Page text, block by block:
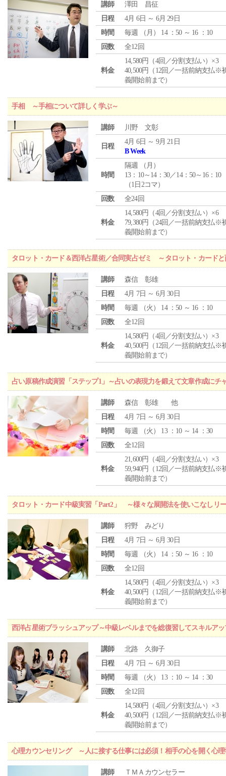
講師
澤田 昌征
日程
4月 6日 ～ 6月 29日
時間
毎週 （ 月 ） 14 ：50 ～ 16 ：10
回数
全12回
料金
14,580円（4回／分割支払い）×3
40,500円（12回／一括前納支払※
義開始前まで）
手相 ～手相について詳しく学ぶ～
講師 川野 文彰
日程
4月 6日 ～ 9月 21日
B Week
時間
隔週 （ 月 ）
13：10～14：30／14：50～16：10
（1日2コマ）
回数
全24回
料金
14,580円（4回／分割支払い）×6
79,380円（24回／一括前納支払※
義開始前まで）
タロット・カード＆西洋占星術／合同実占ゼミ ～タロット・カード
講師
森信 彰雄
日程
4月 7日 ～ 6月 30日
時間
毎週 （火 ） 14 ：50 ～ 16 ：10
回数
全12回
料金
14,580円（4回／分割支払い）×3
40,500円（12回／一括前納支払※
義開始前まで）
占い原稿作成演習「ステップ1」～占いの表現力を鍛えて文章作成にチ
講師
森信 彰雄 他
日程
4月 7日 ～ 6月 30日
時間
毎週 （火 ） 13 ：10 ～ 14 ：30
回数
全12回
料金
21,600円（4回／分割支払い）×3
59,940円（12回／一括前納支払※
義開始前まで）
タロット・カード中級実習「Part2」 ～様々な展開法を使いこなしリ
講師
狩野 みどり
日程
4月 7日 ～ 6月 30日
時間
毎週 （火 ） 14 ：50 ～ 16 ：10
回数
全12回
料金
14,580円（4回／分割支払い）×3
40,500円（12回／一括前納支払※
義開始前まで）
西洋占星術ブラッシュアップ～中級レベルまでを総復習してスキルア
講師
北路 久御子
日程
4月 7日 ～ 6月 30日
時間
毎週 （火 ） 13 ：10 ～ 14 ：30
回数
全12回
料金
14,580円（4回／分割支払い）×3
40,500円（12回／一括前納支払※
義開始前まで）
心理カウンセリング ～人に接する仕事には必須！相手の心を開く心理
講師 ＴＭＡカウンセラー